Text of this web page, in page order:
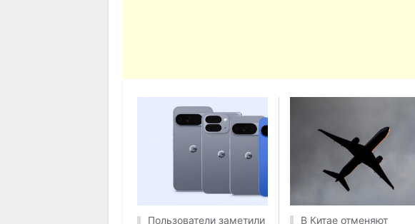
Пользователи заметили
В Китае отменяют